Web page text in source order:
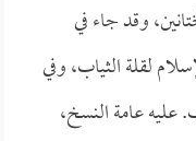
وقد جاء في
لقلة الثياب، وفي
عليه عامة النسخ،